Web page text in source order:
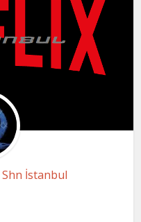
Shn İstanbul